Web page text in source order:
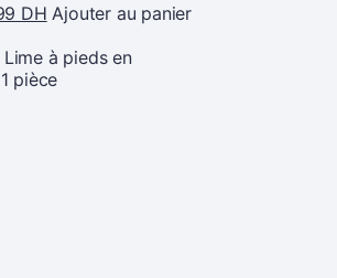
DH Ajouter au panier